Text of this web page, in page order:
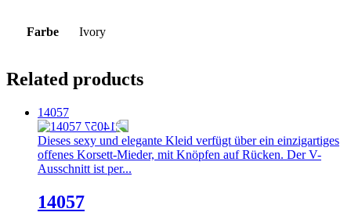
Farbe Ivory
Related products
14057
Dieses sexy und elegante Kleid verfügt über ein einzigartiges
offenes Korsett-Mieder, mit Knöpfen auf Rücken. Der V-
Ausschnitt ist per...
14057